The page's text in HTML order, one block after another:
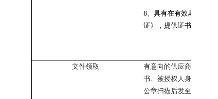
8、具有在有效期内的《
证》，提供证书复印件。
文件领取
有意向的供应商请将营
书、被授权人身份证复
公章扫描后发至